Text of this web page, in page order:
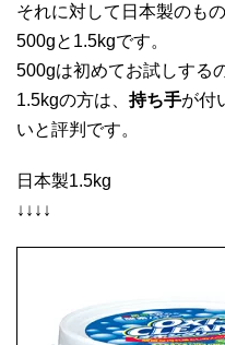
それに対して日本製のも
500gと1.5kgです。
500gは初めてお試しする
1.5kgの方は、 持ち手が付
いと評判です。
日本製1.5kg
↓↓↓↓